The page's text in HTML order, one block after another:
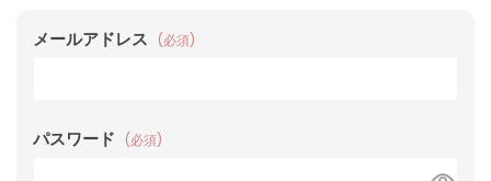
メールアドレス (必須)
パスワード (必須)